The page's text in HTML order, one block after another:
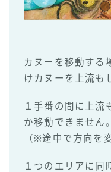
カヌーを移動する
けカヌーを上流も
１手番の間に上流
か移動できません。
（※途中で方向を
１つのエリアに同